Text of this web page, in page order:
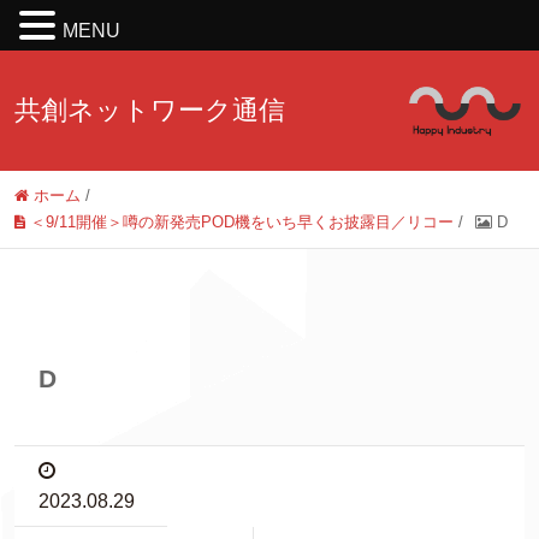
共創ネットワーク通信
ホーム /
＜9/11開催＞噂の新発売POD機をいち早くお披露目／リコー / D
D
2023.08.29
MENU